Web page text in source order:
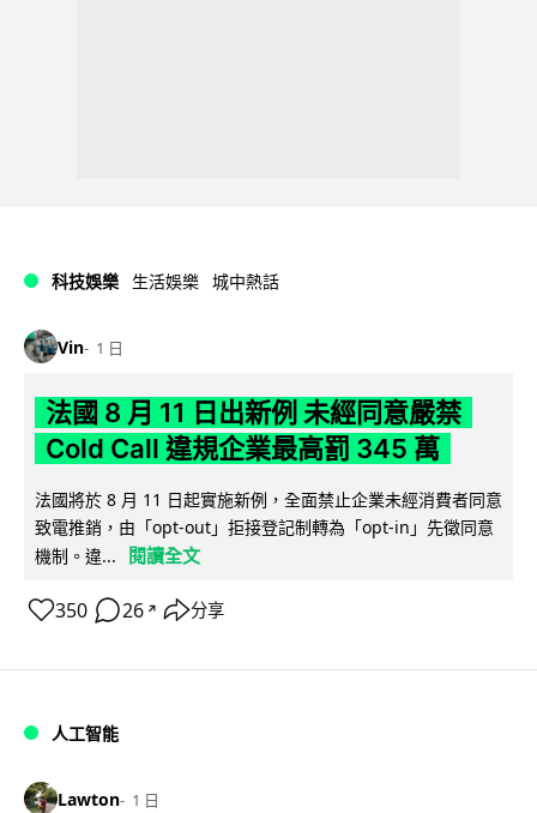
科技娛樂 生活娛樂 城中熱話
Vin 1 日
法國 8 月 11 日出新例 未經同意嚴禁
Cold Call 違規企業最高罰 345 萬
法國將於 8 月 11 日起實施新例，全面禁止企業未經消費者同意
致電推銷，由「opt-out」拒接登記制轉為「opt-in」先徵同意
機制。違...
閱讀全文
350 26 ↗ 分享
人工智能
Lawton 1 日